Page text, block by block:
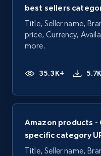
best sellers
Title, Seller name,
price, Currency,
more.
35.3K+
Amazon products
specific category
Title, Seller name,